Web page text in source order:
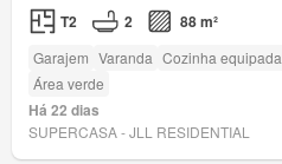
T2 2 88 m²
Garajem Varanda Cozinha equipada
Área verde
Há 22 dias
SUPERCASA - JLL RESIDENTIAL